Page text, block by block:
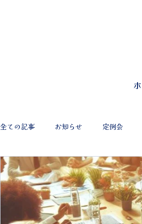
全ての記事 お知らせ 定例会
慶早戦 ワインの会 新年会